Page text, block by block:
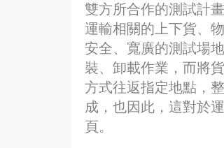
雙方所合作的測試計
運輸相關的上下貨、
安全、寬廣的測試場
裝、卸載作業，而將
方式往返指定地點，
成，也因此，這對於
頁。